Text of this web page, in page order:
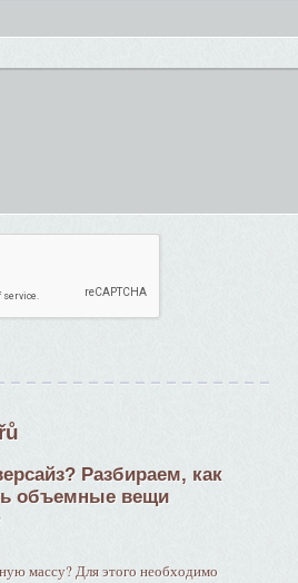
Разбираем, как
объемные вещи
массу? Для этого необходимо